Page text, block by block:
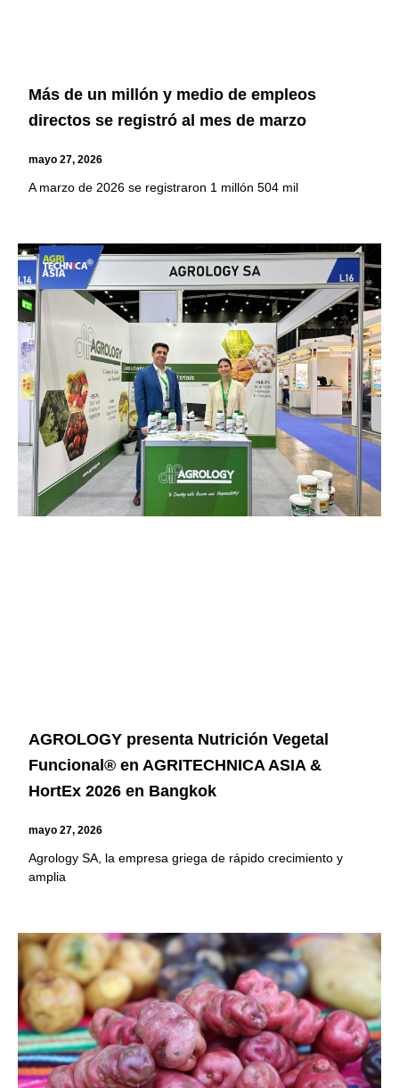
Más de un millón y medio de empleos
directos se registró al mes de marzo
mayo 27, 2026
A marzo de 2026 se registraron 1 millón 504 mil
AGROLOGY presenta Nutrición Vegetal
Funcional® en AGRITECHNICA ASIA &
HortEx 2026 en Bangkok
mayo 27, 2026
Agrology SA, la empresa griega de rápido crecimiento y
amplia